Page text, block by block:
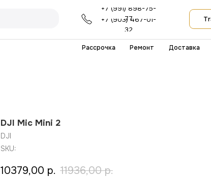
+7 (991) 898-75-
+7 (903) 467-01-
DJI Mic Mini 2
DJI
SKU:
10379,00 р. 11936,00 р.